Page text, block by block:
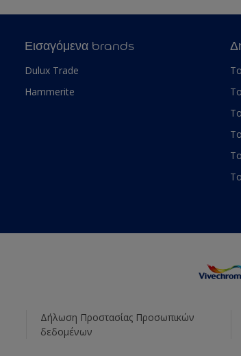
Εισαγόμενα brands
Dulux Trade
Hammerite
Δήλωση Προστασίας Προσωπικών
δεδομένων